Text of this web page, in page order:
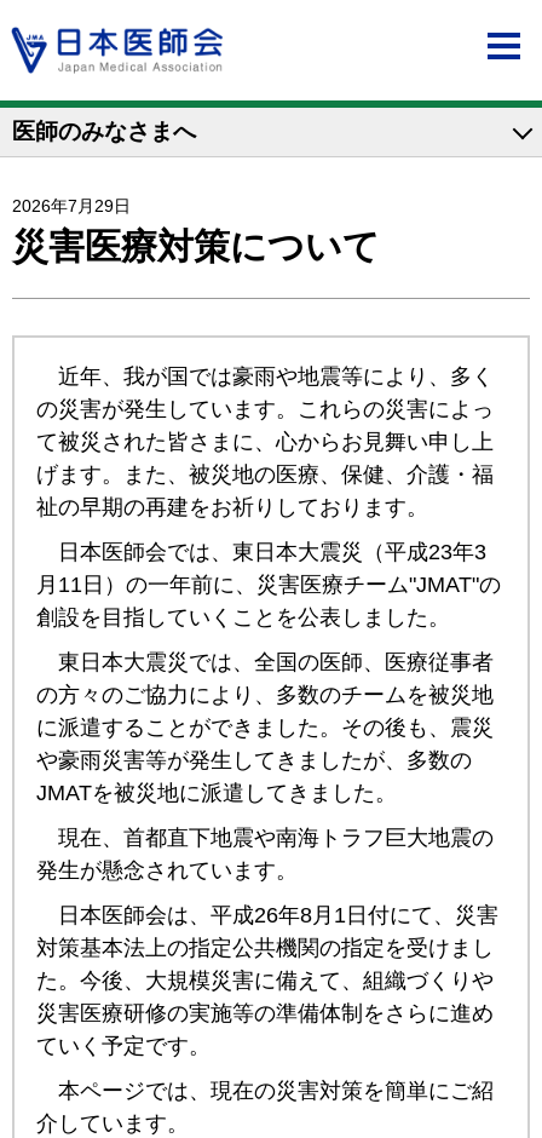
医師のみなさまへ
2026年7月29日
災害医療対策について
近年、我が国では豪雨や地震等により、多く
の災害が発生しています。これらの災害によっ
て被災された皆さまに、心からお見舞い申し上
げます。また、被災地の医療、保健、介護・福
祉の早期の再建をお祈りしております。
日本医師会では、東日本大震災（平成23年3
月11日）の一年前に、災害医療チーム"JMAT"の
創設を目指していくことを公表しました。
東日本大震災では、全国の医師、医療従事者
の方々のご協力により、多数のチームを被災地
に派遣することができました。その後も、震災
や豪雨災害等が発生してきましたが、多数の
JMATを被災地に派遣してきました。
現在、首都直下地震や南海トラフ巨大地震の
発生が懸念されています。
日本医師会は、平成26年8月1日付にて、災害
対策基本法上の指定公共機関の指定を受けまし
た。今後、大規模災害に備えて、組織づくりや
災害医療研修の実施等の準備体制をさらに進め
ていく予定です。
本ページでは、現在の災害対策を簡単にご紹
介しています。